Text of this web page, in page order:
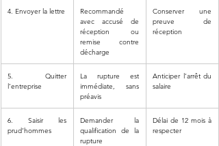
4. Envoyer la lettre
Recommandé
avec accusé de
réception ou
remise contre
décharge
Conserver une
preuve de
réception
5. Quitter
l’entreprise
La rupture est
immédiate, sans
préavis
Anticiper l’arrêt du
salaire
6. Saisir les
prud’hommes
Demander la
qualification de la
rupture
Délai de 12 mois à
respecter